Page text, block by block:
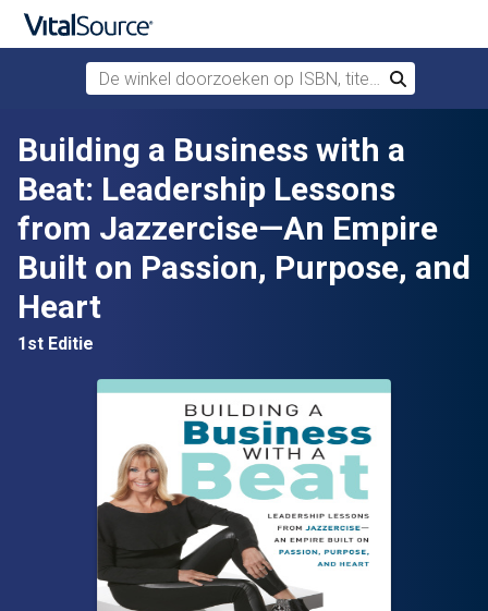
Verdergaan naar belangrijkste inhoud
De winkel doorzoeken op ISBN, titel of auteur
Zoek
Building a Business with a
Beat: Leadership Lessons
from Jazzercise—An Empire
Built on Passion, Purpose, and
Heart
1st Editie